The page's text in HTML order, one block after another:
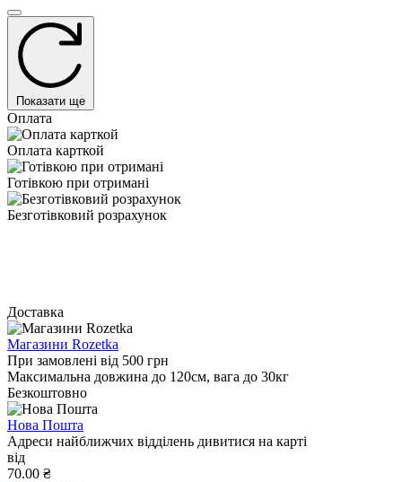
Показати ще
Оплата
Оплата карткой
Готівкою при отримані
Безготівковий розрахунок
Доставка
Магазини Rozetka
При замовлені від 500 грн
Максимальна довжина до 120см, вага до 30кг
Безкоштовно
Нова Пошта
Адреси найближчих відділень дивитися на карті
від
70.00 ₴